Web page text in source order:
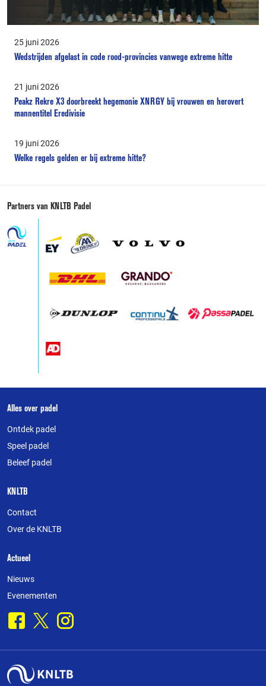
25 juni 2026
Wedstrijden afgelast in code rood-provincies vanwege extreme hitte
21 juni 2026
Peakz Rekre X3 doorbreekt hegemonie XNRGY bij vrouwen en herovert
mannentitel Eredivisie
19 juni 2026
Welke regels gelden er bij extreme hitte?
Partners van KNLTB Padel
Over
deze
website
Alles over padel
Ontdek padel
Speel padel
Beleef padel
KNLTB
Contact
Over de KNLTB
Actueel
Nieuws
Evenementen
Facebook
X Instagram